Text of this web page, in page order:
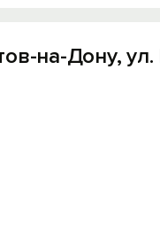
на-Дону,